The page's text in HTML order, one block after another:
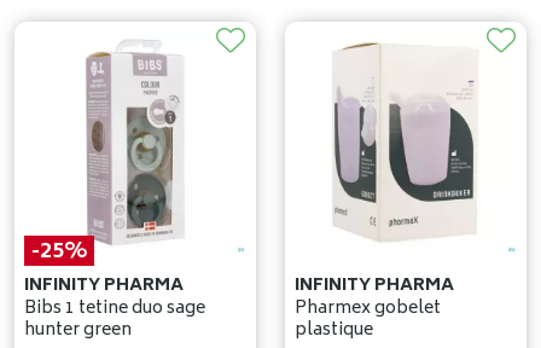
-25%
INFINITY PHARMA
Bibs 1 tetine duo sage
hunter green
INFINITY PHARMA
Pharmex gobelet
plastique